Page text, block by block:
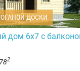
ДОСКИ
дом 6х7 с
2